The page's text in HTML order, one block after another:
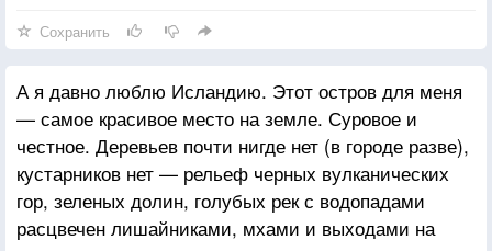
Сохранить
А я давно люблю Исландию. Этот остров для меня
— самое красивое место на земле. Суровое и
честное. Деревьев почти нигде нет (в городе разве),
кустарников нет — рельеф черных вулканических
гор, зеленых долин, голубых рек с водопадами
расцвечен лишайниками, мхами и выходами на